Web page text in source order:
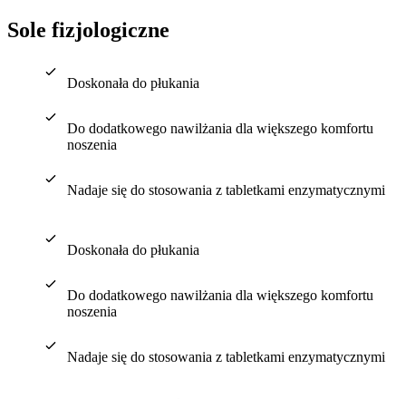
Sole fizjologiczne
Doskonała do płukania
Do dodatkowego nawilżania dla większego komfortu
noszenia
Nadaje się do stosowania z tabletkami enzymatycznymi
Doskonała do płukania
Do dodatkowego nawilżania dla większego komfortu
noszenia
Nadaje się do stosowania z tabletkami enzymatycznymi